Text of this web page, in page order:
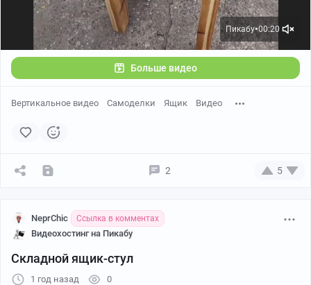
Пикабу●00:20
Больше видео
Вертикальное видео Самоделки Ящик Видео
2 5
NeprChic Ссылка в комментах
Видеохостинг на Пикабу
Складной ящик-стул
1 год назад 0